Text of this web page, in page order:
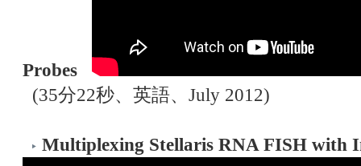
Probes
(35分22秒、英語、July 2012)
Multiplexing Stellaris RNA FISH with